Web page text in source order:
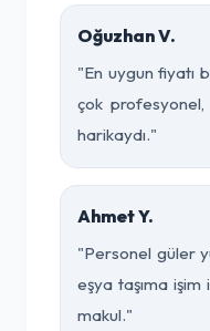
Oğuzhan V.
"En uygun fiyatı
çok
harikaydı."
Ahmet Y.
"Personel güler
eşya taşıma işim
makul."